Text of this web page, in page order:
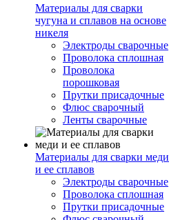
Материалы для сварки
чугуна и сплавов на основе
никеля
Электроды сварочные
Проволока сплошная
Проволока
порошковая
Прутки присадочные
Флюс сварочный
Ленты сварочные
Материалы для сварки меди
и ее сплавов
Электроды сварочные
Проволока сплошная
Прутки присадочные